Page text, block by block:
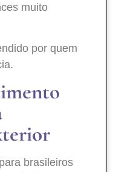
muito
por quem
brasileiros